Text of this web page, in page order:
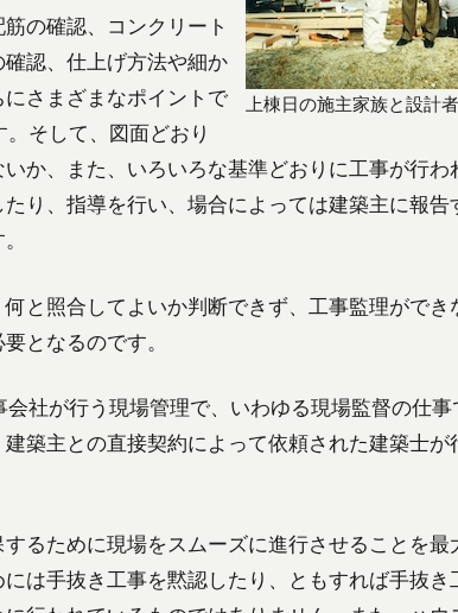
上棟日の施主家族と設計者
の確認、コンクリート
認、仕上げ方法や細か
さまざまなポイントで
そして、図面どおり
か、また、いろいろな基準どおりに工事が行わ
り、指導を行い、場合によっては建築主に報告
と照合してよいか判断できず、工事監理ができ
となるのです。
社が行う現場管理で、いわゆる現場監督の仕
築主との直接契約によって依頼された建築士
るために現場をスムーズに進行させることを
は手抜き工事を黙認したり、ともすれば手抜き